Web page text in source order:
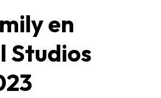
en
Studios